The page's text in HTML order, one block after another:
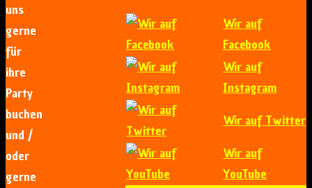
uns
gerne
für
ihre
Party
buchen
und /
oder
gerne
Wir auf
Facebook
Wir auf
Instagram
Wir auf Twitter
Wir auf
YouTube